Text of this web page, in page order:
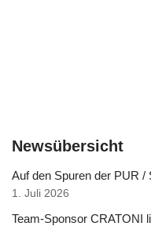
Newsübersicht
Auf den Spuren der PUR /
1. Juli 2026
Team-Sponsor CRATONI